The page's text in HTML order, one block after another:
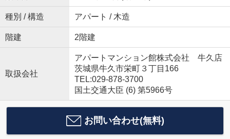
種別 / 構造 アパート / 木造
階建 2階建
取扱会社
アパートマンション館株式会社 牛久店
茨城県牛久市栄町３丁目166
TEL:029-878-3700
国土交通大臣 (6) 第5966号
お問い合わせ(無料)